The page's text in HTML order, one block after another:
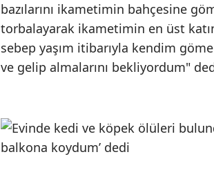
bazılarını ikametimin bahçesine
torbalayarak ikametimin en üst
sebep yaşım itibarıyla kendim
ve gelip almalarını bekliyordum"